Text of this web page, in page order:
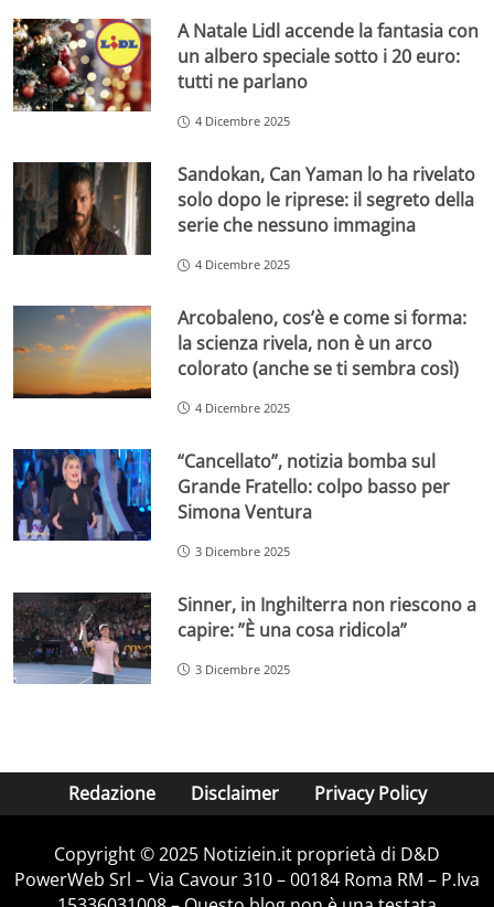
A Natale Lidl accende la fantasia con
un albero speciale sotto i 20 euro:
tutti ne parlano
4 Dicembre 2025
Sandokan, Can Yaman lo ha rivelato
solo dopo le riprese: il segreto della
serie che nessuno immagina
4 Dicembre 2025
Arcobaleno, cos’è e come si forma:
la scienza rivela, non è un arco
colorato (anche se ti sembra così)
4 Dicembre 2025
“Cancellato”, notizia bomba sul
Grande Fratello: colpo basso per
Simona Ventura
3 Dicembre 2025
Sinner, in Inghilterra non riescono a
capire: ”È una cosa ridicola”
3 Dicembre 2025
Redazione Disclaimer Privacy Policy
Copyright © 2025 Notiziein.it proprietà di D&D
PowerWeb Srl – Via Cavour 310 – 00184 Roma RM – P.Iva